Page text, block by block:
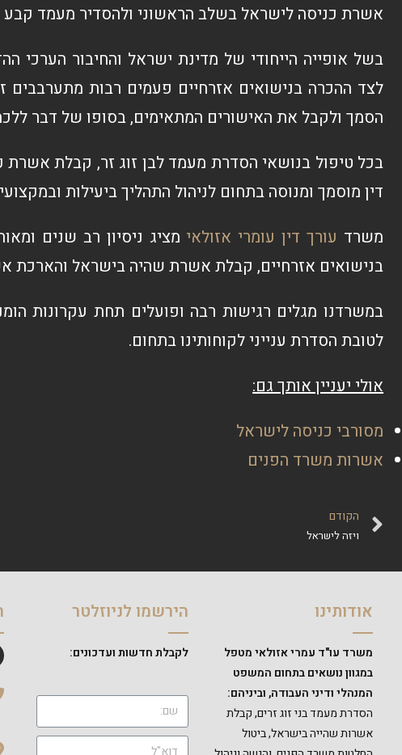
אשרת כניסה לישראל בשלב הראשוני ולהסדיר מעמד
בשל אופייה הייחודי של מדינת ישראל והחיבור הערכי
לצד ההכרה בנישואים אזרחיים פעמים רבות
הסמך ולקבל את האישורים המתאימים, בסופו של דבר
בכל טיפול בנושאי הסדרת מעמד לבן זוג זר, קבלת אשרת
דין מוסמך ומנוסה בתחום לניהול התהליך ביעילות
משרד עורך דין עומרי אזולאי מציג ניסיון רב שנים
בנישואים אזרחיים, קבלת אשרת שהיה בישראל והארכת
במשרדנו מגלים רגישות רבה ופועלים תחת עקרונות
לטובת הסדרת ענייני לקוחותינו בתחום.
אולי יעניין אותך גם:
מסורבי כניסה לישראל
אשרות משרד הפנים
הקודם
ויזה לישראל
אודותינו
משרד עו"ד עמרי אזולאי מטפל
במגוון נושאים בתחום המשפט
המנהלי ודיני העבודה, וביניהם:
הסדרת מעמד בני זוג זרים, קבלת
אשרות שהייה בישראל, ביטול
הירשמו לניוזלטר
לקבלת חדשות ועדכונים: